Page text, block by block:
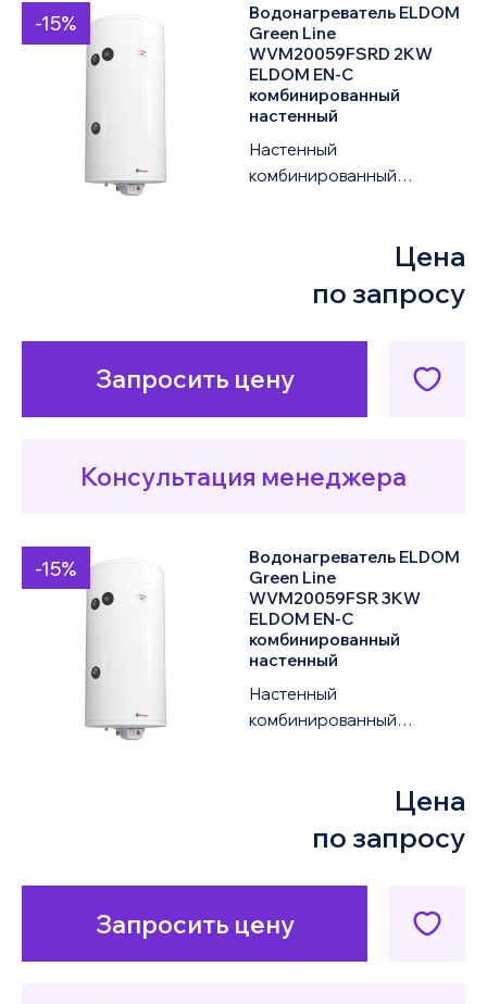
-15%
Водонагреватель ELDOM
Green Line
WVM20059FSRD 2KW
ELDOM EN-C
комбинированный
настенный
Настенный
комбинированный
объемом 200 литровЦена
по запросу
Запросить цену
Консультация менеджера
-15%
Водонагреватель ELDOM
Green Line
WVM20059FSR 3KW
ELDOM EN-C
комбинированный
настенный
Настенный
комбинированный
объемом 200 литровЦена
по запросу
Запросить цену